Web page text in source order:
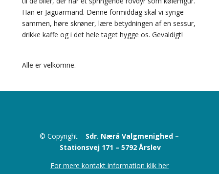
Han er Jaguarmand. Denne formiddag skal vi synge
sammen, høre skrøner, lære betydningen af en sessur,
drikke kaffe og i det hele taget hygge os. Gevaldigt!
Alle er velkomne.
© Copyright – Sdr. Nærå Valgmenighed –
Stationsvej 171 –5792 Årslev
For mere kontakt information klik her